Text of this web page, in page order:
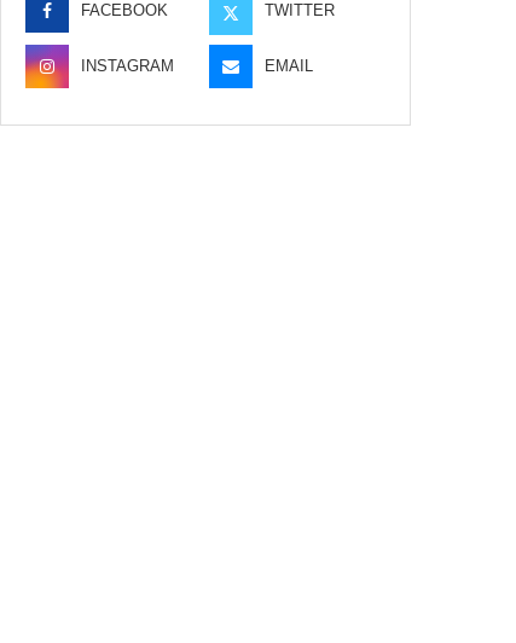
FACEBOOK TWITTER
INSTAGRAM EMAIL